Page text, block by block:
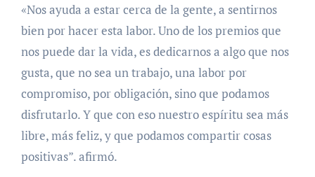
«Nos ayuda a estar cerca de la gente, a sentirnos
bien por hacer esta labor. Uno de los premios que
nos puede dar la vida, es dedicarnos a algo que nos
gusta, que no sea un trabajo, una labor por
compromiso, por obligación, sino que podamos
disfrutarlo. Y que con eso nuestro espíritu sea más
libre, más feliz, y que podamos compartir cosas
positivas”. afirmó.